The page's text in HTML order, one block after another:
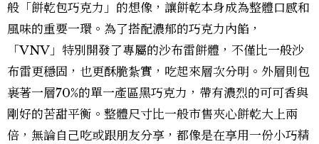
般「餅乾包巧克力」的想像，讓餅乾本身成為整體口感和
風味的重要一環。為了搭配濃郁的巧克力內餡，
「VNV」特別開發了專屬的沙布雷餅體，不僅比一般沙
布雷更穩固，也更酥脆紮實，吃起來層次分明。外層則包
裹著一層70%的單一產區黑巧克力，帶有濃烈的可可香與
剛好的苦甜平衡。整體尺寸比一般市售夾心餅乾大上兩
倍，無論自己吃或跟朋友分享，都像是在享用一份小巧精